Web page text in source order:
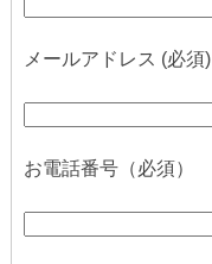
メールアドレス (必須)
お電話番号（必須）